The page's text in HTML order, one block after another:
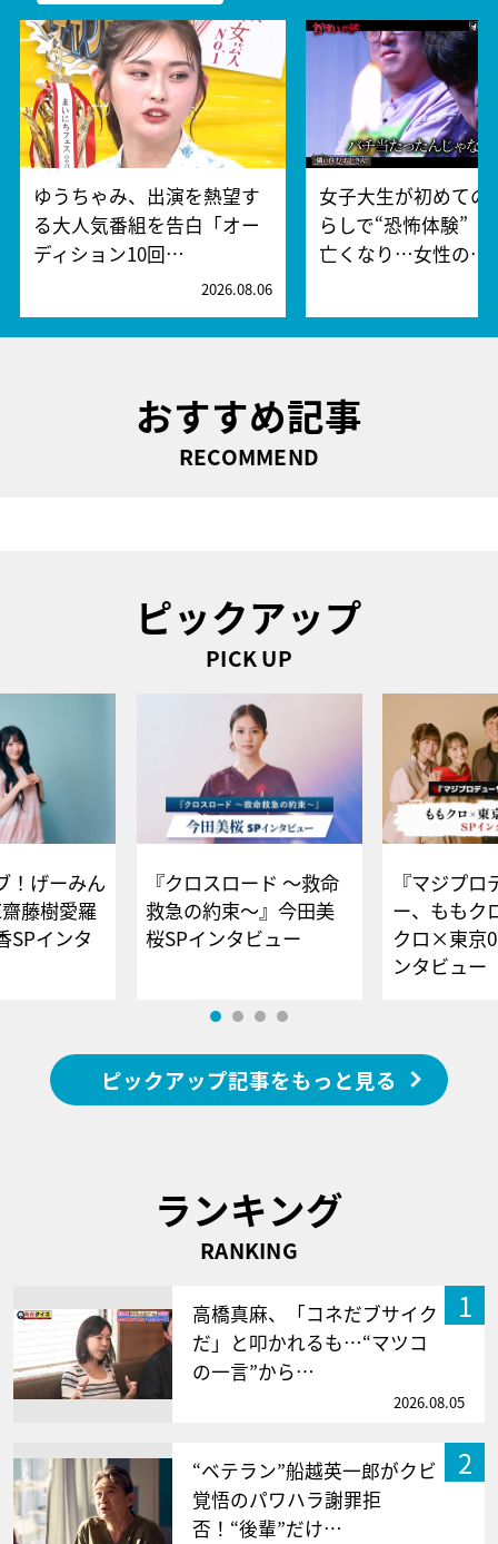
ゆうちゃみ、出演を熱望す
る大人気番組を告白「オー
ディション10回…
2026.08.06
女子大生が初めての
らしで“恐怖体験”
亡くなり…女性の…
おすすめ記事
RECOMMEND
ピックアップ
PICK UP
！げーみん
藤樹愛羅
SPインタ
『クロスロード ～救命
救急の約束～』今田美
桜SPインタビュー
『マジプロ
ー、ももク
クロ×東京
ンタビュー
ピックアップ記事をもっと見る
ランキング
RANKING
1
高橋真麻、「コネだブサイク
だ」と叩かれるも…“マツコ
の一言”から…
2026.08.05
2
“ベテラン”船越英一郎がクビ
覚悟のパワハラ謝罪拒
否！“後輩”だけ…